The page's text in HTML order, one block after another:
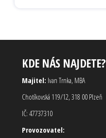
KDE NÁS NAJDETE?
Majitel: Ivan Trnka, MBA
Chotíkovská 119/12, 318 00 Plzeň
IČ: 47737310
Provozovatel: